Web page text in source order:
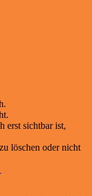
erst sichtbar ist,
löschen oder nicht